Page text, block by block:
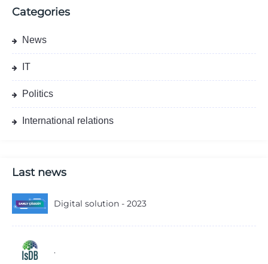
Categories
News
IT
Politics
International relations
Last news
Digital solution - 2023
.